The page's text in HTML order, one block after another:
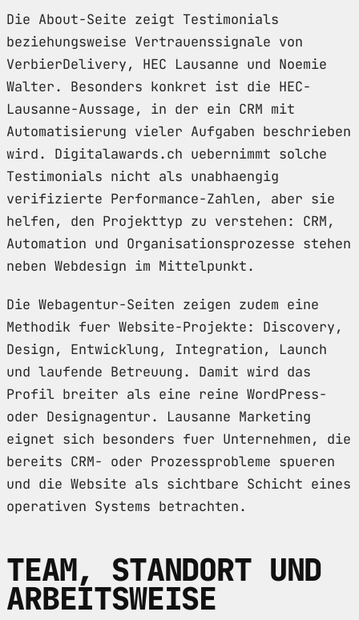
Die About-Seite zeigt Testimonials
beziehungsweise Vertrauenssignale von
VerbierDelivery, HEC Lausanne und Noemie
Walter. Besonders konkret ist die HEC-
Lausanne-Aussage, in der ein CRM mit
Automatisierung vieler Aufgaben beschrieben
wird. Digitalawards.ch uebernimmt solche
Testimonials nicht als unabhaengig
verifizierte Performance-Zahlen, aber sie
helfen, den Projekttyp zu verstehen: CRM,
Automation und Organisationsprozesse stehen
neben Webdesign im Mittelpunkt.
Die Webagentur-Seiten zeigen zudem eine
Methodik fuer Website-Projekte: Discovery,
Design, Entwicklung, Integration, Launch
und laufende Betreuung. Damit wird das
Profil breiter als eine reine WordPress-
oder Designagentur. Lausanne Marketing
eignet sich besonders fuer Unternehmen, die
bereits CRM- oder Prozessprobleme spueren
und die Website als sichtbare Schicht eines
operativen Systems betrachten.
TEAM, STANDORT UND
ARBEITSWEISE